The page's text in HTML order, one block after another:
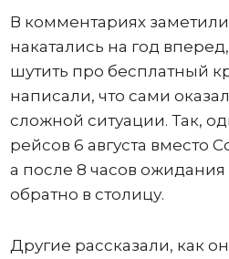
В комментариях
накатались на год
шутить про бесплатный
написали, что сами
сложной ситуации. Так,
рейсов 6 августа вместо
а после 8 часов
обратно в столицу.
Другие рассказали, как